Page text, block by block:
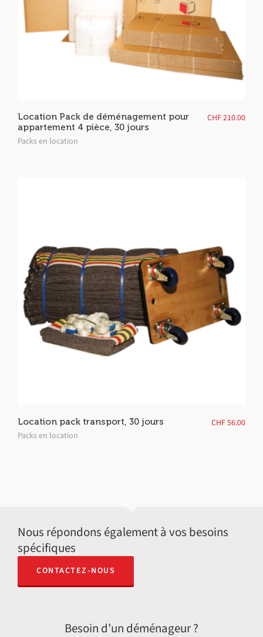
Location Pack de déménagement pour
appartement 4 pièce, 30 jours
Packs en location
CHF210.00
Location pack transport, 30 jours
Packs en location
CHF56.00
Nous répondons également à vos besoins
spécifiques
CONTACTEZ-NOUS
Besoin d’un déménageur ?